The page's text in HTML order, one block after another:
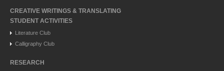
CREATIVE WRITINGS & TRANSLATING
STUDENT ACTIVITIES
Literature Club
Calligraphy Club
RESEARCH